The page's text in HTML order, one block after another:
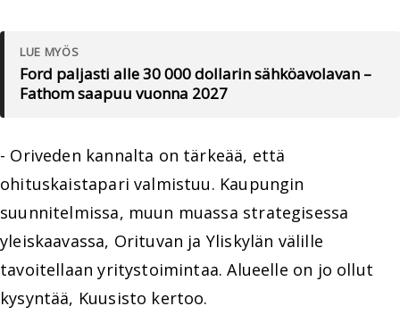
LUE MYÖS
Ford paljasti alle 30 000 dollarin sähköavolavan –
Fathom saapuu vuonna 2027
- Oriveden kannalta on tärkeää, että
ohituskaistapari valmistuu. Kaupungin
suunnitelmissa, muun muassa strategisessa
yleiskaavassa, Orituvan ja Yliskylän välille
tavoitellaan yritystoimintaa. Alueelle on jo ollut
kysyntää, Kuusisto kertoo.